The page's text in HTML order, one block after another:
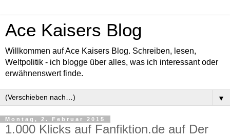
Ace Kaisers Blog
Willkommen auf Ace Kaisers Blog. Schreiben, lesen,
Weltpolitik - ich blogge über alles, was ich interessant oder
erwähnenswert finde.
▼
Montag, 2. Februar 2015
1.000 Klicks auf Fanfiktion.de auf Der